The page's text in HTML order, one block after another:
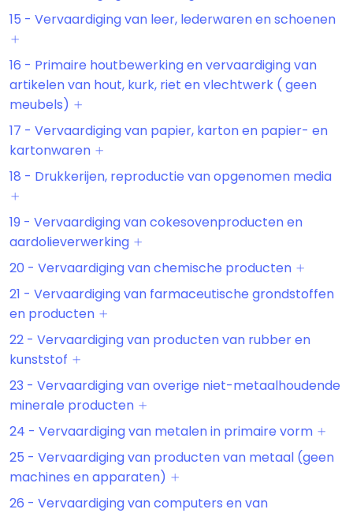
15 - Vervaardiging van leer, lederwaren en schoenen
16 - Primaire houtbewerking en vervaardiging van
artikelen van hout, kurk, riet en vlechtwerk ( geen
meubels)
17 - Vervaardiging van papier, karton en papier- en
kartonwaren
18 - Drukkerijen, reproductie van opgenomen media
19 - Vervaardiging van cokesovenproducten en
aardolieverwerking
20 - Vervaardiging van chemische producten
21 - Vervaardiging van farmaceutische grondstoffen
en producten
22 - Vervaardiging van producten van rubber en
kunststof
23 - Vervaardiging van overige niet-metaalhoudende
minerale producten
24 - Vervaardiging van metalen in primaire vorm
25 - Vervaardiging van producten van metaal (geen
machines en apparaten)
26 - Vervaardiging van computers en van